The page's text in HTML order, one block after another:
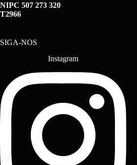
NIPC 507 273 320
T2966
SIGA-NOS
Instagram